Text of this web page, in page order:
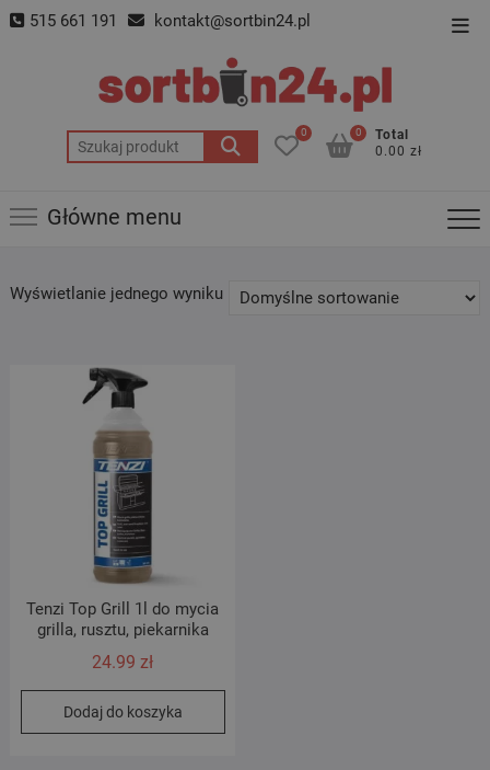
Skip 515 661 191 kontakt@sortbin24.pl
Szukaj:
0
Total
0.00 zł
0
Główne menu
Wyświetlanie jednego wyniku
Tenzi Top Grill 1l do mycia
grilla, rusztu, piekarnika
24.99zł
Dodaj do koszyka